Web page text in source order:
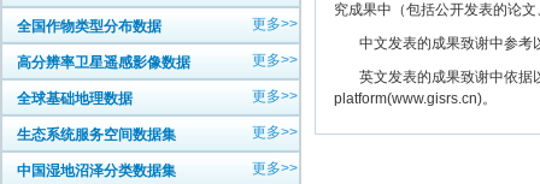
全国作物类型分布数据 更多>>
高分辨率卫星遥感影像数据 更多>>
全球基础地理数据 更多>>
生态系统服务空间数据集 更多>>
中国湿地沼泽分类数据集 更多>>
究成果中（包括公开发表的论
中文发表的成果致谢中参考
英文发表的成果致谢中依据
platform(www.gisrs.cn)。